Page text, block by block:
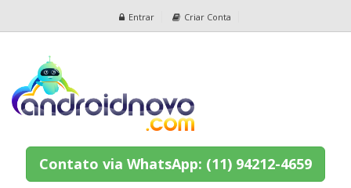
Entrar Criar Conta
Contato via WhatsApp: (11) 94212-4659